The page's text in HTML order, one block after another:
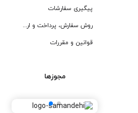
پیگیری سفارشات
روش سفارش، پرداخت و ارسال
قوانین و مقررات
مجوزها